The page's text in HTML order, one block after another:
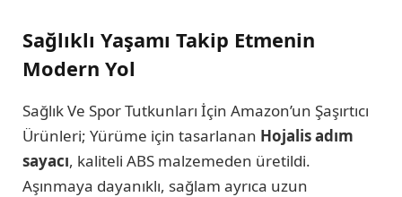
Sağlıklı Yaşamı Takip Etmenin
Modern Yol
Sağlık Ve Spor Tutkunları İçin Amazon’un Şaşırtıcı
Ürünleri; Yürüme için tasarlanan Hojalis adım
sayacı, kaliteli ABS malzemeden üretildi.
Aşınmaya dayanıklı, sağlam ayrıca uzun